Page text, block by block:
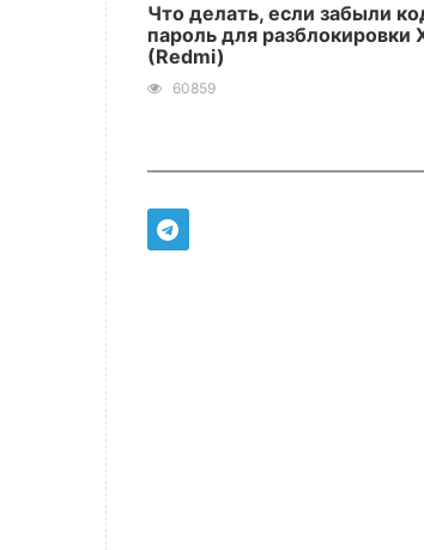
Что делать, если забыли
пароль для разблокировки
(Redmi)
60859